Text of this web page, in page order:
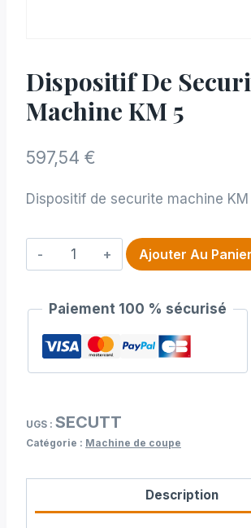
Dispositif De
Machine KM 5
597,54 €
Dispositif de securite machine
quantité
de
de
securite
machine
Ajouter Au Panier
Paiement 100 % sécurisé
UGS : SECUTT
Catégorie : Machine de coupe
Description